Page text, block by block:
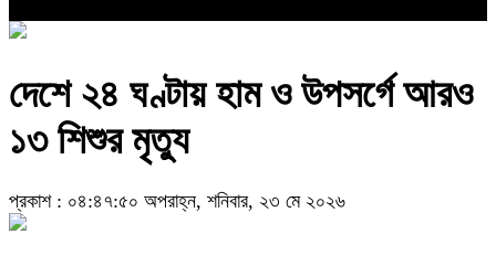
দেশে ২৪ ঘণ্টায় হাম ও উপসর্গে আরও
১৩ শিশুর মৃত্যু
প্রকাশ : ০৪:৪৭:৫০ অপরাহ্ন, শনিবার, ২৩ মে ২০২৬